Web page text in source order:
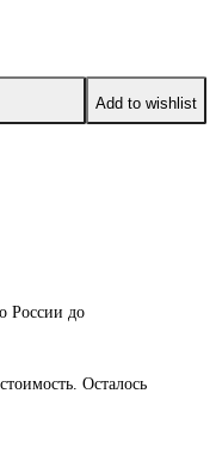
Add to wishlist
России до
Осталось